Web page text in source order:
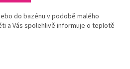
do bazénu v podobě malého
a Vás spolehlivě informuje o teplotě